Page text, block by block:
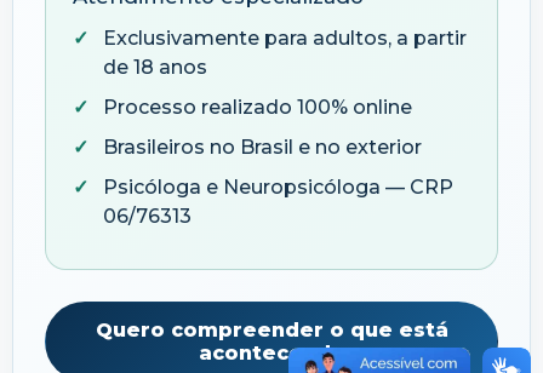
Exclusivamente para adultos, a partir
de 18 anos
Processo realizado 100% online
Brasileiros no Brasil e no exterior
Psicóloga e Neuropsicóloga — CRP
06/76313
Quero compreender o que está
acontecendo